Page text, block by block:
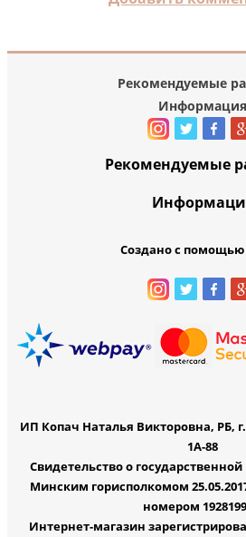
Рекомендуемые
Информация
Рекомендуемые
Создано с помощью
ИП Копач Наталья Викторовна, РБ,
1А-88
Свидетельство о
Минским горисполкомом
номером
Интернет-магазин